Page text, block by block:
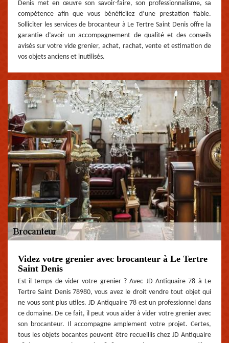
Denis met en œuvre son savoir-faire, son professionnalisme, sa
compétence afin que vous bénéficiiez d’une prestation fiable.
Solliciter les services de brocanteur à Le Tertre Saint Denis offre la
garantie d’avoir un accompagnement de qualité et des conseils
avisés sur votre vide grenier, achat, rachat, vente et estimation de
vos objets anciens et inutilisés.
Videz votre grenier avec brocanteur à Le Tertre
Saint Denis
Est-il temps de vider votre grenier ? Avec JD Antiquaire 78 à Le
Tertre Saint Denis 78980, vous avez le droit vendre tout objet qui
ne vous sont plus utiles. JD Antiquaire 78 est un professionnel dans
ce domaine. De ce fait, il peut vous aider à vider votre grenier avec
son brocanteur. Il accompagne amplement votre projet. Certes,
tous les objets bocantes peuvent être recueillis chez JD Antiquaire